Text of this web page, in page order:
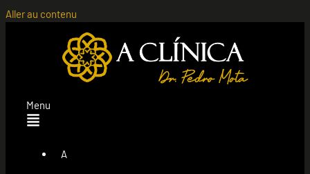
Aller au contenu
Menu
A